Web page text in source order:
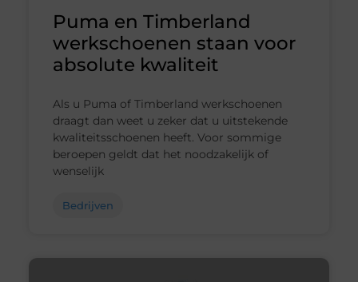
Puma en Timberland
werkschoenen staan voor
absolute kwaliteit
Als u Puma of Timberland werkschoenen
draagt dan weet u zeker dat u uitstekende
kwaliteitsschoenen heeft. Voor sommige
beroepen geldt dat het noodzakelijk of
wenselijk
Bedrijven